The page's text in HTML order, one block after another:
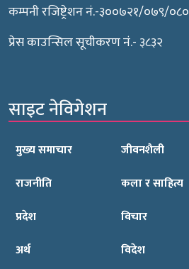
कम्पनी रजिष्ट्रेशन नं.-३००७२१/०७९/०८०
प्रेस काउन्सिल सूचीकरण नं.- ३८३२
साइट नेविगेशन
मुख्य समाचार
राजनीति
प्रदेश
अर्थ
जीवनशैली
कला र साहित्य
विचार
विदेश